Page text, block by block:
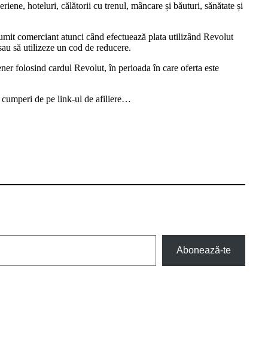
hoteluri, călătorii cu trenul, mâncare și băuturi, sănătate și
comerciant atunci când efectuează plata utilizând Revolut
să utilizeze un cod de reducere.
folosind cardul Revolut, în perioada în care oferta este
cumperi de pe link-ul de afiliere…
Abonează-te